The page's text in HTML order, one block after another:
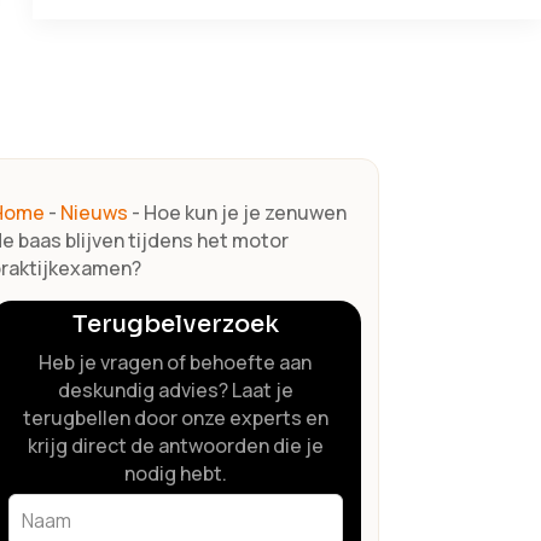
- Nieuws - Hoe kun je je zenuwen
baas blijven tijdens het motor
Terugbelverzoek
Heb je vragen of behoefte aan
deskundig advies? Laat je
terugbellen door onze experts en
krijg direct de antwoorden die je
nodig hebt.
Leave
this